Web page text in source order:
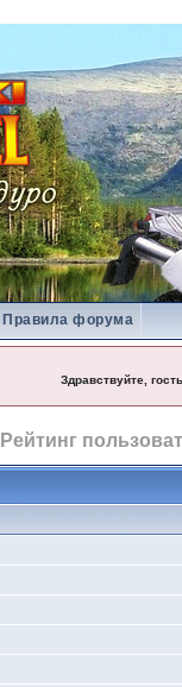
Правила форума
Здравствуйте, гость